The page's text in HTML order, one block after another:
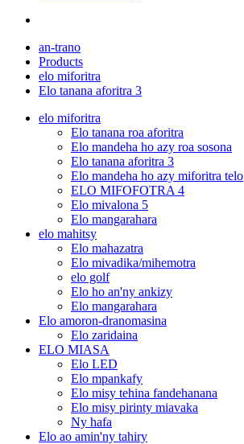
an-trano
Products
elo miforitra
Elo tanana aforitra 3
elo miforitra
Elo tanana roa aforitra
Elo mandeha ho azy roa sosona
Elo tanana aforitra 3
Elo mandeha ho azy miforitra telo
ELO MIFOFOTRA 4
Elo mivalona 5
Elo mangarahara
elo mahitsy
Elo mahazatra
Elo mivadika/mihemotra
elo golf
Elo ho an'ny ankizy
Elo mangarahara
Elo amoron-dranomasina
Elo zaridaina
ELO MIASA
Elo LED
Elo mpankafy
Elo misy tehina fandehanana
Elo misy pirinty miavaka
Ny hafa
Elo ao amin'ny tahiry